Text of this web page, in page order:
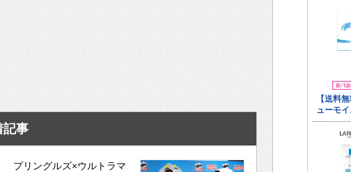
記事
プリングルズ×ウルトラマ